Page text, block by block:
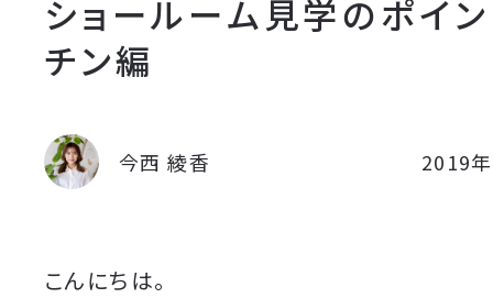
ショールーム見学のポイ
チン編
2019
今西 綾香
こんにちは。